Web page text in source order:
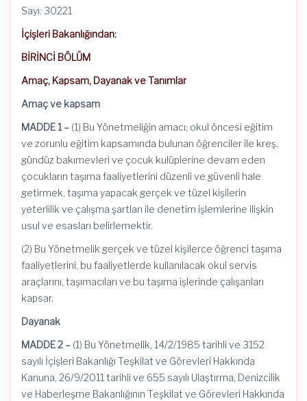
Sayı: 30221
İçişleri Bakanlığından:
BİRİNCİ BÖLÜM
Amaç, Kapsam, Dayanak ve Tanımlar
Amaç ve kapsam
MADDE 1 – (1) Bu Yönetmeliğin amacı; okul öncesi eğitim
ve zorunlu eğitim kapsamında bulunan öğrenciler ile kreş,
gündüz bakımevleri ve çocuk kulüplerine devam eden
çocukların taşıma faaliyetlerini düzenli ve güvenli hale
getirmek, taşıma yapacak gerçek ve tüzel kişilerin
yeterlilik ve çalışma şartları ile denetim işlemlerine ilişkin
usul ve esasları belirlemektir.
(2) Bu Yönetmelik gerçek ve tüzel kişilerce öğrenci taşıma
faaliyetlerini, bu faaliyetlerde kullanılacak okul servis
araçlarını, taşımacıları ve bu taşıma işlerinde çalışanları
kapsar.
Dayanak
MADDE 2 – (1) Bu Yönetmelik, 14/2/1985 tarihli ve 3152
sayılı İçişleri Bakanlığı Teşkilat ve Görevleri Hakkında
Kanuna, 26/9/2011 tarihli ve 655 sayılı Ulaştırma, Denizcilik
ve Haberleşme Bakanlığının Teşkilat ve Görevleri Hakkında